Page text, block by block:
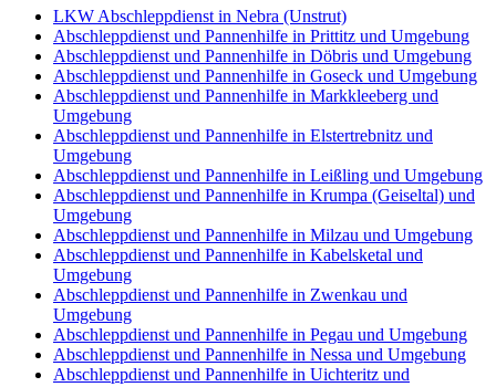
LKW Abschleppdienst in Nebra (Unstrut)
Abschleppdienst und Pannenhilfe in Prittitz und Umgebung
Abschleppdienst und Pannenhilfe in Döbris und Umgebung
Abschleppdienst und Pannenhilfe in Goseck und Umgebung
Abschleppdienst und Pannenhilfe in Markkleeberg und
Umgebung
Abschleppdienst und Pannenhilfe in Elstertrebnitz und
Umgebung
Abschleppdienst und Pannenhilfe in Leißling und Umgebung
Abschleppdienst und Pannenhilfe in Krumpa (Geiseltal) und
Umgebung
Abschleppdienst und Pannenhilfe in Milzau und Umgebung
Abschleppdienst und Pannenhilfe in Kabelsketal und
Umgebung
Abschleppdienst und Pannenhilfe in Zwenkau und
Umgebung
Abschleppdienst und Pannenhilfe in Pegau und Umgebung
Abschleppdienst und Pannenhilfe in Nessa und Umgebung
Abschleppdienst und Pannenhilfe in Uichteritz und